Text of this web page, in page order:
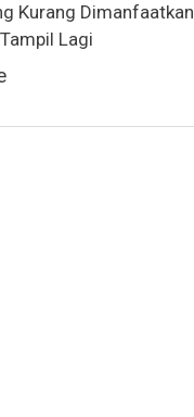
Kurang Dimanfaatkan
Lagi